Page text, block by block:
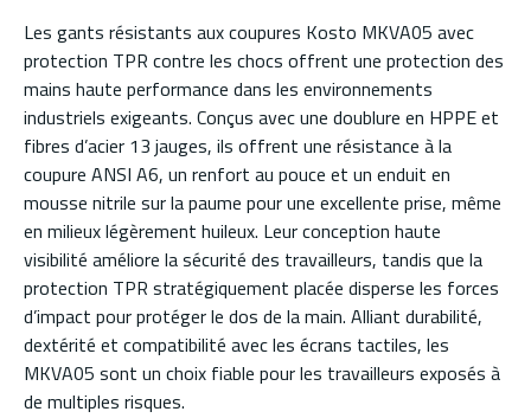
Les gants résistants aux coupures Kosto MKVA05 avec
protection TPR contre les chocs offrent une protection des
mains haute performance dans les environnements
industriels exigeants. Conçus avec une doublure en HPPE et
fibres d’acier 13 jauges, ils offrent une résistance à la
coupure ANSI A6, un renfort au pouce et un enduit en
mousse nitrile sur la paume pour une excellente prise, même
en milieux légèrement huileux. Leur conception haute
visibilité améliore la sécurité des travailleurs, tandis que la
protection TPR stratégiquement placée disperse les forces
d’impact pour protéger le dos de la main. Alliant durabilité,
dextérité et compatibilité avec les écrans tactiles, les
MKVA05 sont un choix fiable pour les travailleurs exposés à
de multiples risques.